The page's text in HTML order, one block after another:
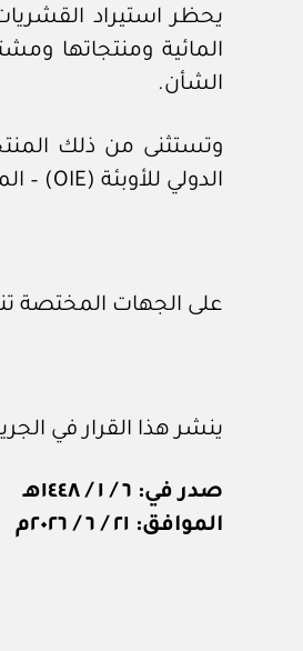
المائية ومنتجاتها
الشأن.
وتستثنى من ذلك
الدولي للأوبئة (OIE) – المنظمة العالمية لصحة الحيوان (WOAH).
على الجهات المختصة
ينشر هذا القرار في
صدر في: ٦ / ١ / ١٤٤٨هـ
الموافق: ٢١ / ٦ / ٢٠٢٦م